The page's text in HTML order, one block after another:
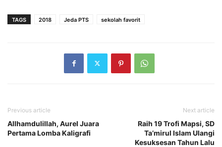
TAGS 2018 Jeda PTS sekolah favorit
Previous article
Allhamdulillah, Aurel Juara
Pertama Lomba Kaligrafi
Next article
Raih 19 Trofi Mapsi, SD
Ta’mirul Islam Ulangi
Kesuksesan Tahun Lalu